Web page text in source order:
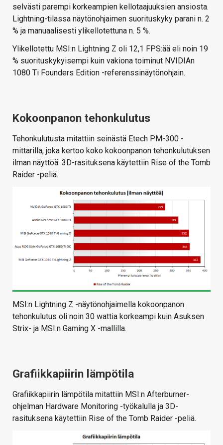
selvästi parempi korkeampien kellotaajuuksien ansiosta.
Lightning-tilassa näytönohjaimen suorituskyky parani n. 2
% ja manuaalisesti ylikellotettuna n. 5 %.
Ylikellotettu MSI:n Lightning Z oli 12,1 FPS:ää eli noin 19
% suorituskykyisempi kuin vakiona toiminut NVIDIAn
1080 Ti Founders Edition -referenssinäytönohjain.
Kokoonpanon tehonkulutus
Tehonkulutusta mitattiin seinästä Etech PM-300 -
mittarilla, joka kertoo koko kokoonpanon tehonkulutuksen
ilman näyttöä. 3D-rasituksena käytettiin Rise of the Tomb
Raider -peliä.
MSI:n Lightning Z -näytönohjaimella kokoonpanon
tehonkulutus oli noin 30 wattia korkeampi kuin Asuksen
Strix- ja MSI:n Gaming X -mallilla.
Grafiikkapiirin lämpötila
Grafiikkapiirin lämpötila mitattiin MSI:n Afterburner-
ohjelman Hardware Monitoring -työkalulla ja 3D-
rasituksena käytettiin Rise of the Tomb Raider -peliä.